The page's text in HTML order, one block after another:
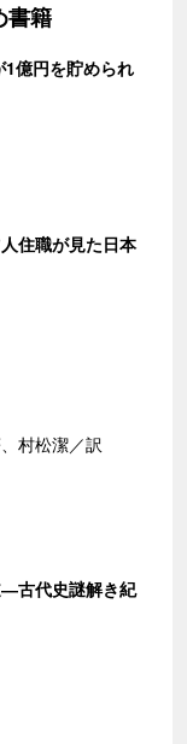
書籍
億円を貯められ
住職が見た日本
村松潔／訳
―古代史謎解き紀